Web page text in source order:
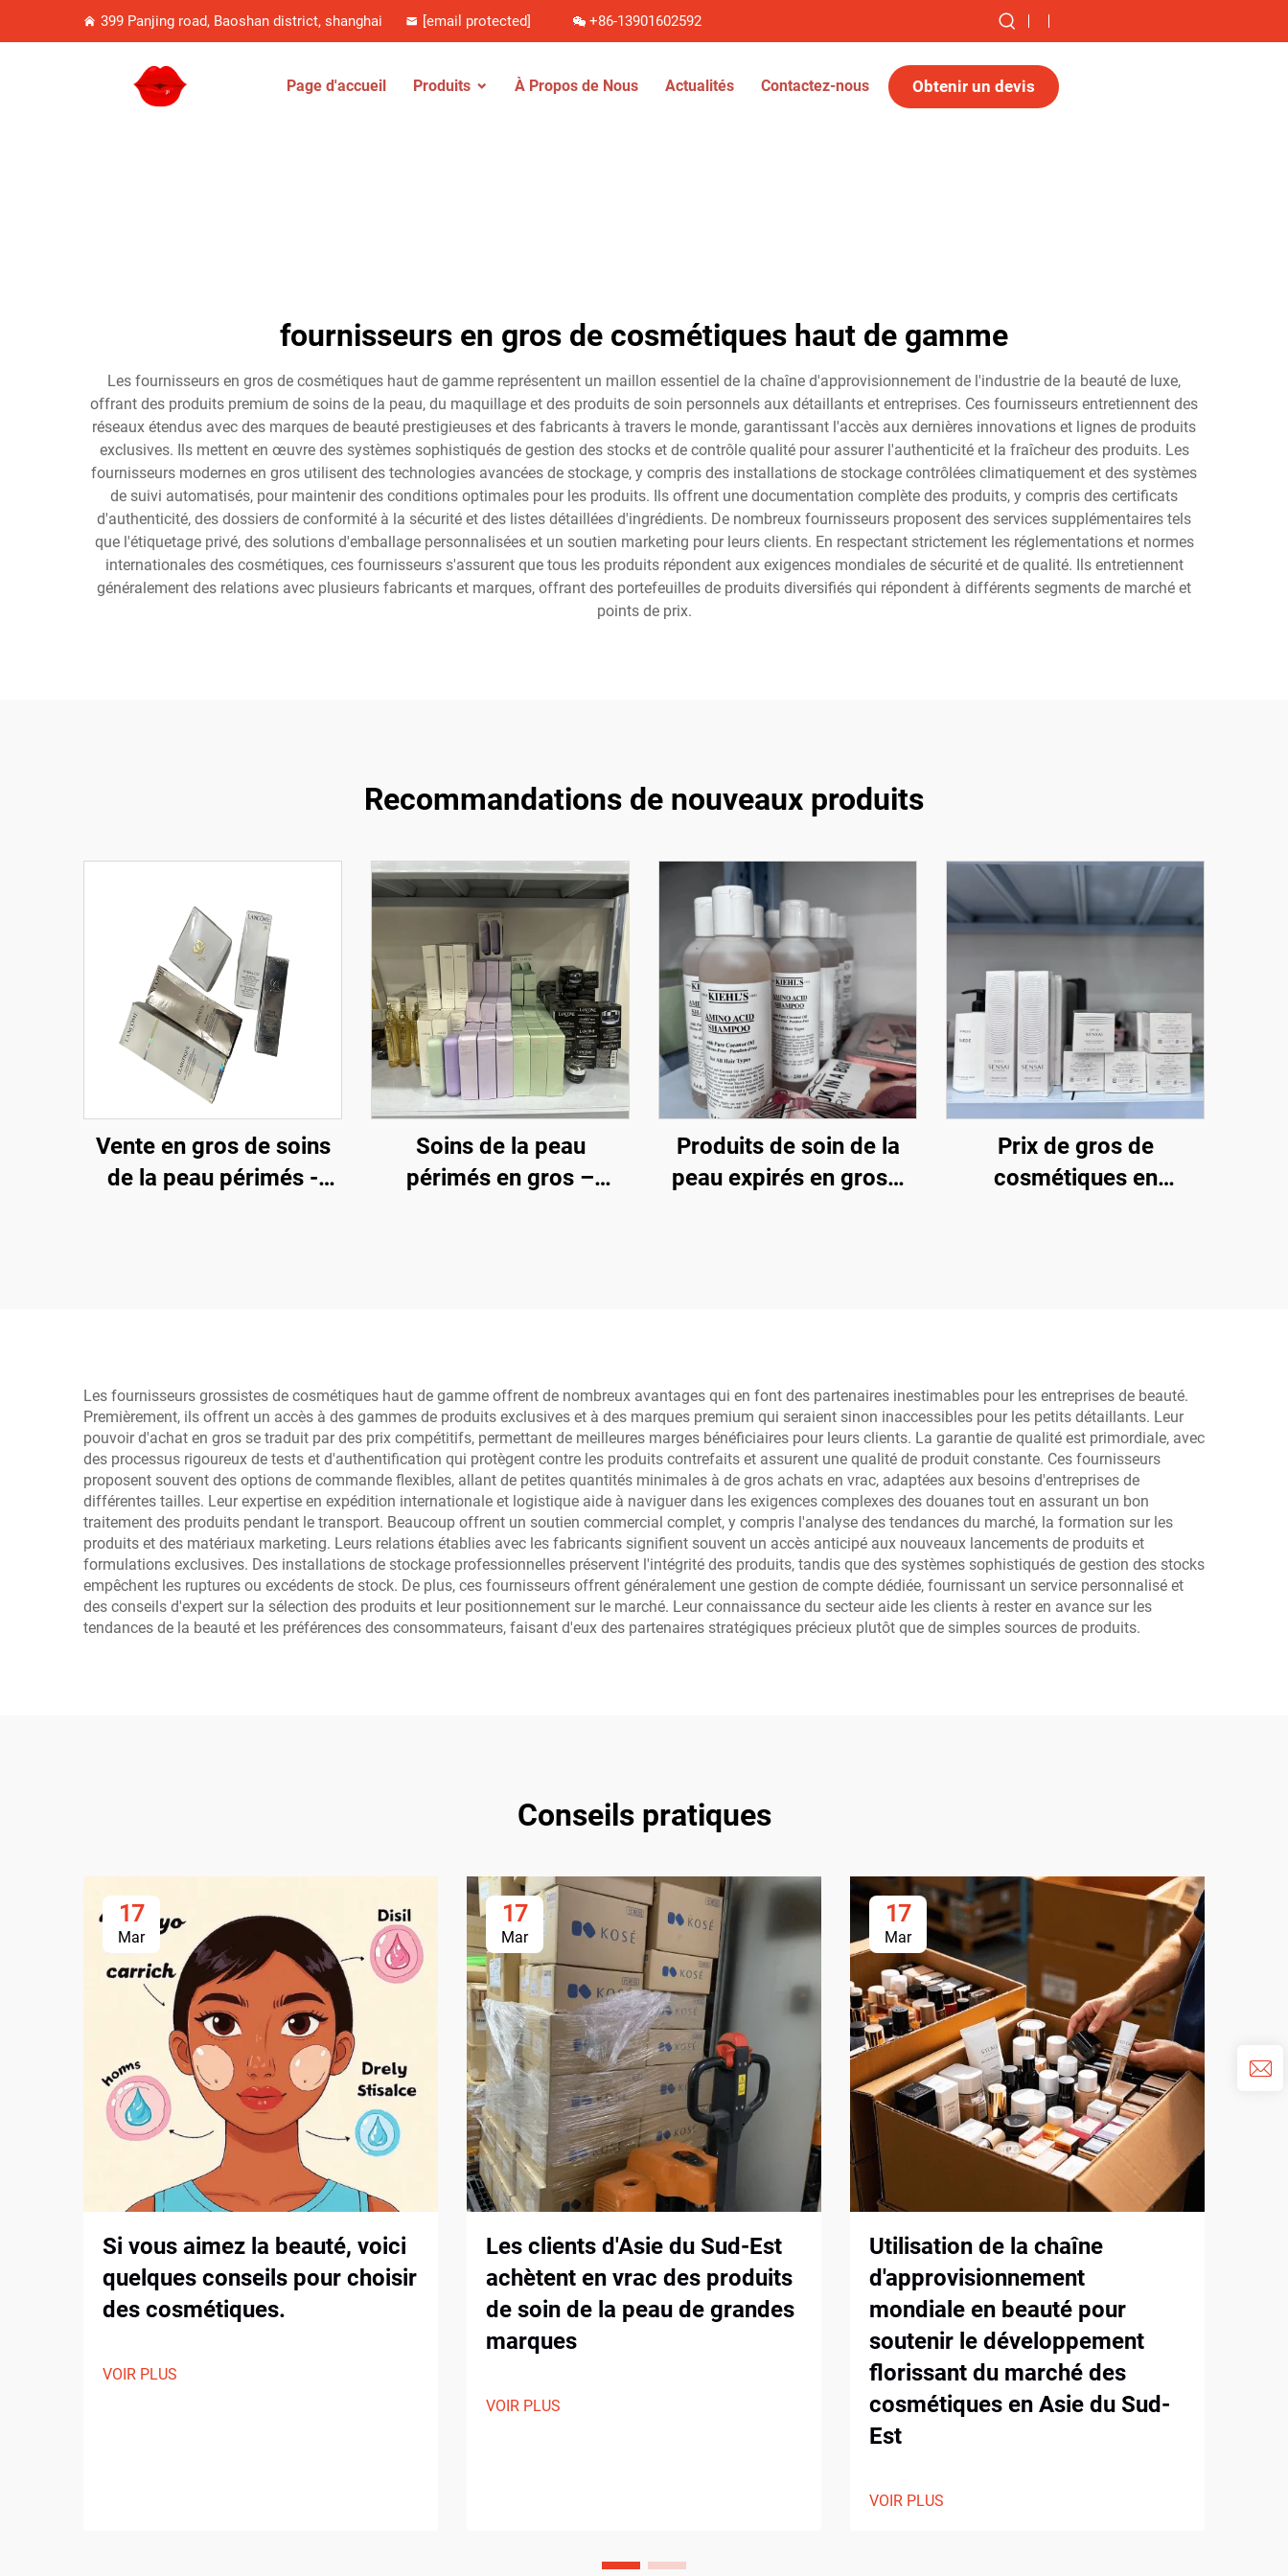
399 Panjing road, Baoshan district, shanghai [email protected] +86-13901602592
Page d'accueil Produits À Propos de Nous Actualités Contactez-nous Obtenir un devis
fournisseurs en gros de cosmétiques haut de gamme
Les fournisseurs en gros de cosmétiques haut de gamme représentent un maillon essentiel de la chaîne d'approvisionnement de l'industrie de la beauté de luxe,
offrant des produits premium de soins de la peau, du maquillage et des produits de soin personnels aux détaillants et entreprises. Ces fournisseurs entretiennent des
réseaux étendus avec des marques de beauté prestigieuses et des fabricants à travers le monde, garantissant l'accès aux dernières innovations et lignes de produits
exclusives. Ils mettent en œuvre des systèmes sophistiqués de gestion des stocks et de contrôle qualité pour assurer l'authenticité et la fraîcheur des produits. Les
fournisseurs modernes en gros utilisent des technologies avancées de stockage, y compris des installations de stockage contrôlées climatiquement et des systèmes
de suivi automatisés, pour maintenir des conditions optimales pour les produits. Ils offrent une documentation complète des produits, y compris des certificats
d'authenticité, des dossiers de conformité à la sécurité et des listes détaillées d'ingrédients. De nombreux fournisseurs proposent des services supplémentaires tels
que l'étiquetage privé, des solutions d'emballage personnalisées et un soutien marketing pour leurs clients. En respectant strictement les réglementations et normes
internationales des cosmétiques, ces fournisseurs s'assurent que tous les produits répondent aux exigences mondiales de sécurité et de qualité. Ils entretiennent
généralement des relations avec plusieurs fabricants et marques, offrant des portefeuilles de produits diversifiés qui répondent à différents segments de marché et
points de prix.
Recommandations de nouveaux produits
Vente en gros de soins
de la peau périmés -
Soins de la peau
périmés en gros –
Produits de soin de la
peau expirés en gros—
Prix de gros de
cosmétiques en
Les fournisseurs grossistes de cosmétiques haut de gamme offrent de nombreux avantages qui en font des partenaires inestimables pour les entreprises de beauté.
Premièrement, ils offrent un accès à des gammes de produits exclusives et à des marques premium qui seraient sinon inaccessibles pour les petits détaillants. Leur
pouvoir d'achat en gros se traduit par des prix compétitifs, permettant de meilleures marges bénéficiaires pour leurs clients. La garantie de qualité est primordiale, avec
des processus rigoureux de tests et d'authentification qui protègent contre les produits contrefaits et assurent une qualité de produit constante. Ces fournisseurs
proposent souvent des options de commande flexibles, allant de petites quantités minimales à de gros achats en vrac, adaptées aux besoins d'entreprises de
différentes tailles. Leur expertise en expédition internationale et logistique aide à naviguer dans les exigences complexes des douanes tout en assurant un bon
traitement des produits pendant le transport. Beaucoup offrent un soutien commercial complet, y compris l'analyse des tendances du marché, la formation sur les
produits et des matériaux marketing. Leurs relations établies avec les fabricants signifient souvent un accès anticipé aux nouveaux lancements de produits et
formulations exclusives. Des installations de stockage professionnelles préservent l'intégrité des produits, tandis que des systèmes sophistiqués de gestion des stocks
empêchent les ruptures ou excédents de stock. De plus, ces fournisseurs offrent généralement une gestion de compte dédiée, fournissant un service personnalisé et
des conseils d'expert sur la sélection des produits et leur positionnement sur le marché. Leur connaissance du secteur aide les clients à rester en avance sur les
tendances de la beauté et les préférences des consommateurs, faisant d'eux des partenaires stratégiques précieux plutôt que de simples sources de produits.
Conseils pratiques
17
Mar
Si vous aimez la beauté, voici
quelques conseils pour choisir
des cosmétiques.
VOIR PLUS
17
Mar
Les clients d'Asie du Sud-Est
achètent en vrac des produits
de soin de la peau de grandes
marques
VOIR PLUS
17
Mar
Utilisation de la chaîne
d'approvisionnement
mondiale en beauté pour
soutenir le développement
florissant du marché des
cosmétiques en Asie du Sud-
Est
VOIR PLUS